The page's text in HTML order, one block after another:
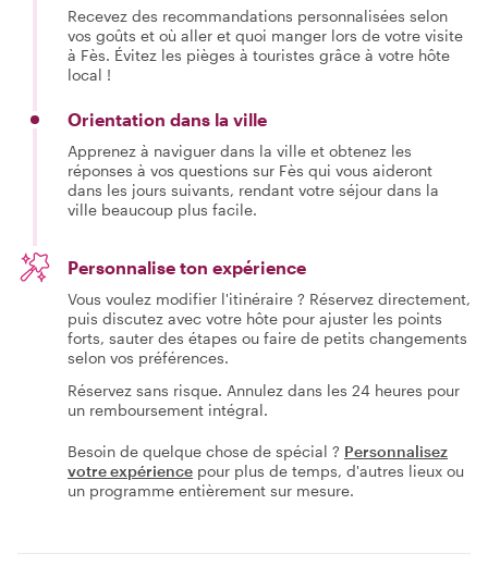
Recevez des recommandations personnalisées selon
vos goûts et où aller et quoi manger lors de votre visite
à Fès. Évitez les pièges à touristes grâce à votre hôte
local !
Orientation dans la ville
Apprenez à naviguer dans la ville et obtenez les
réponses à vos questions sur Fès qui vous aideront
dans les jours suivants, rendant votre séjour dans la
ville beaucoup plus facile.
Personnalise ton expérience
Vous voulez modifier l'itinéraire ? Réservez directement,
puis discutez avec votre hôte pour ajuster les points
forts, sauter des étapes ou faire de petits changements
selon vos préférences.
Réservez sans risque. Annulez dans les 24 heures pour
un remboursement intégral.
Besoin de quelque chose de spécial ? Personnalisez
votre expérience pour plus de temps, d'autres lieux ou
un programme entièrement sur mesure.